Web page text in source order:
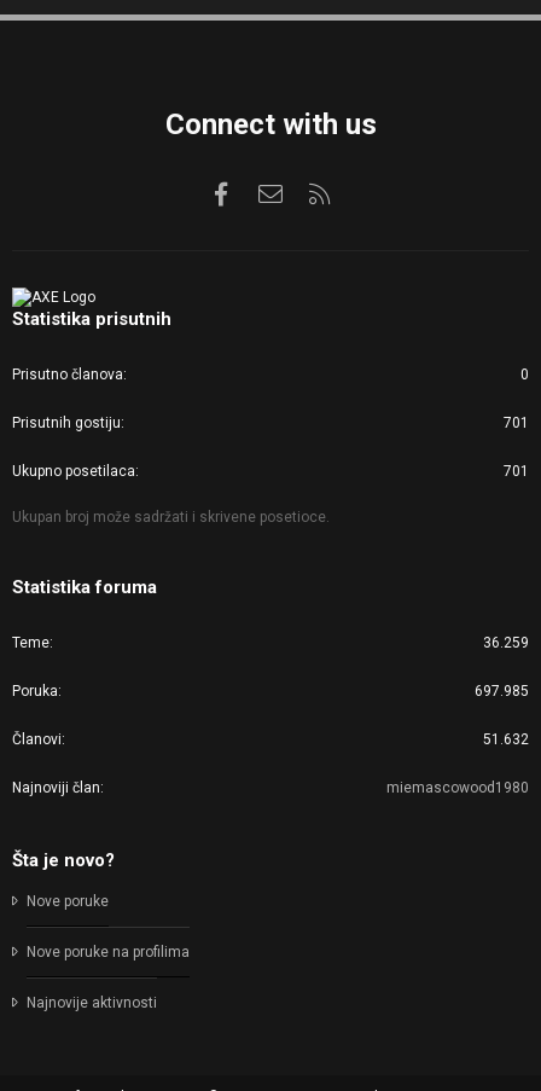
S
Connect with us
FacebookKontaktirajte nas
Statistika prisutnih
Prisutno članova 0
Prisutnih gostiju 701
Ukupno posetilaca 701
Ukupan broj može sadržati i skrivene posetioce.
Statistika foruma
Teme 36.259
Poruka 697.985
Članovi 51.632
Najnoviji član miemascowood1980
Šta je novo?
Nove poruke
Nove poruke na profilima
Najnovije aktivnosti